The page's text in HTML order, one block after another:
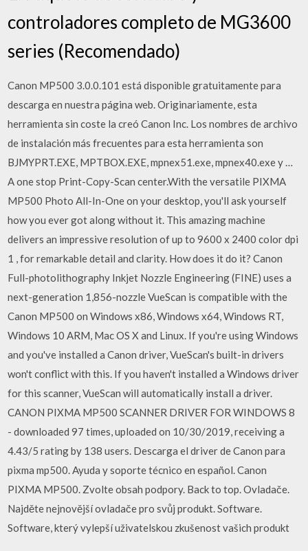
controladores completo de MG3600
series (Recomendado)
Canon MP500 3.0.0.101 está disponible gratuitamente para
descarga en nuestra página web. Originariamente, esta
herramienta sin coste la creó Canon Inc. Los nombres de archivo
de instalación más frecuentes para esta herramienta son
BJMYPRT.EXE, MPTBOX.EXE, mpnex51.exe, mpnex40.exe y …
A one stop Print-Copy-Scan center.With the versatile PIXMA
MP500 Photo All-In-One on your desktop, you'll ask yourself
how you ever got along without it. This amazing machine
delivers an impressive resolution of up to 9600 x 2400 color dpi
1 , for remarkable detail and clarity. How does it do it? Canon
Full-photolithography Inkjet Nozzle Engineering (FINE) uses a
next-generation 1,856-nozzle VueScan is compatible with the
Canon MP500 on Windows x86, Windows x64, Windows RT,
Windows 10 ARM, Mac OS X and Linux. If you're using Windows
and you've installed a Canon driver, VueScan's built-in drivers
won't conflict with this. If you haven't installed a Windows driver
for this scanner, VueScan will automatically install a driver.
CANON PIXMA MP500 SCANNER DRIVER FOR WINDOWS 8
- downloaded 97 times, uploaded on 10/30/2019, receiving a
4.43/5 rating by 138 users. Descarga el driver de Canon para
pixma mp500. Ayuda y soporte técnico en español. Canon
PIXMA MP500. Zvolte obsah podpory. Back to top. Ovladače.
Najděte nejnovější ovladače pro svůj produkt. Software.
Software, který vylepší uživatelskou zkušenost vašich produkt